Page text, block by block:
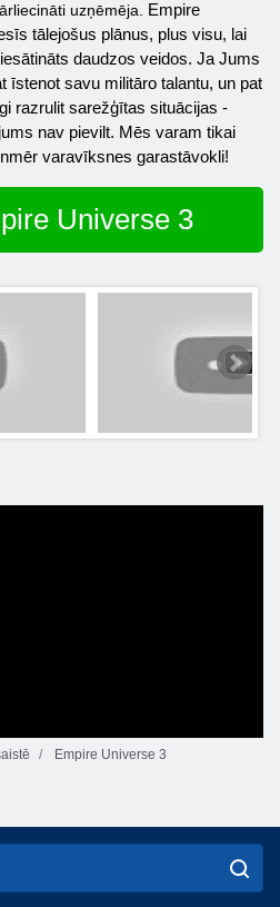
uzņēmēja.
Empire
tālejošus plānus, plus visu, lai
daudzos veidos. Ja Jums
īstenot savu militāro talantu, un pat
razrulit sarežģītas situācijas -
nav pievilt. Mēs varam tikai
varavīksnes garastāvokli!
Universe 3
Empire Universe 3